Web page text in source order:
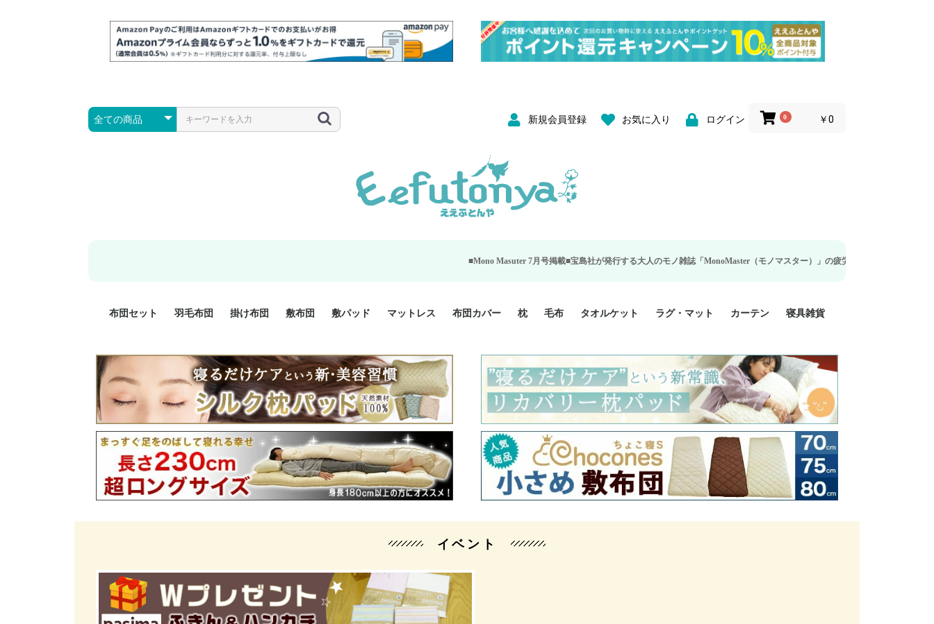
新規会員登録 お気に入り ログイン 0 ￥0
■Mono Masuter 7月号掲載■宝島社が発行する大人のモノ雑誌「MonoMaster（モノマスター）」の疲労回復・睡眠の向上特集に当社のリカバリ
布団セット
羽毛布団セット 2点セット
3点セット
4点セット
5点セット
6点セット
エクセルゴールド
ロイヤルゴールド
マザーダックダウン
小さい布団セット
大きい布団セット
掛け布団セット 2点セット
3点セット
4点セット
6点セット
敷布団セット 2点セット
3点セット
羽毛布団
プレミアムゴールド
ロイヤルゴールド
エクセルゴールド
ニューゴールド
マザーダックダウン
マザーグースダウン
スーパーロングサイズ
洗える羽毛布団
肌掛け布団
掛け布団
防ダニ掛け布団
洗える掛け布団
小さい掛け布団
大きい掛け布団
肌掛け布団
敷布団
防ダニ敷布団
小さい敷布団 70cm幅 ミニシングル
75cm幅 ショートセミシ
ングル
80cm幅 セミシングル
大きい敷布団
機能性敷布団
敷パッド
シングルサイズ敷パッド
小さい敷パッド
大きい敷パッド
シルク敷パッド
枕パッド
シルク枕パッド
除湿シート
接触冷感パッド
暖かパッド
ガーゼケット
オーガニックコットン
ベッドパッド
パッドセット
マットレス 布団カバー
掛け布団カバー ジュニア 掛け布団カバー
シングル 掛け布団カバー
シングルロング 掛け布団
カバー
セミダブル 掛け布団カバ
ー
ダブル 掛け布団カバー
ダブルロング 掛け布団カ
バー
クィーン 掛け布団カバー
暖か 掛け布団カバー
敷布団カバー ジュニア 敷布団カバー
セミシングル 敷布団カバ
ー
シングル 敷布団カバー
シングルロング 敷布団カ
バー
ダブル 敷布団カバー
枕カバー 35x50cm 枕カバー
43x63cm 枕カバー
50x70cm 枕カバー
シルク 枕カバー
BOXシーツ シングル BOXシーツ
シングルロング BOXシー
ツ
セミダブル BOXシーツ
ダブル BOXシーツ
スーパーロング BOXシー
ツ
防ダニカバー
クッションカバー
オーガニックコットン
カバーセット カバー2点セット
カバー3点セット
枕
小さめ 35×50cm
やや小さめ 35×55cm
普通 43×63cm
大きめ 50×70cm
パイプ枕
高反発枕
低反発枕
機能性枕・その他枕
毛布 タオルケット
ハーフサイズ
シングルサイズ
セミダブルサイズ
ダブルサイズ
接触冷感
天然素材 綿100%
ラグ・マット カーテン
既成カーテンのサイズ
遮光カーテン
レース・シアーカーテン
Disney ディズニーカーテ
ン
MOOMIN ムーミンカーテ
ン
PEANUTS ピーナツカー
テン (SNOOPY スヌーピ
ー)
寝具雑貨
美容・化粧品
シルク寝具・雑貨
HURONテクノロジー リ
カバリー寝具
ソファカバー
ひざ掛け
パジャマ
クッション
玄関・フロアーマット
ペット用ベッド
インテリア
その他寝具雑貨
イベント